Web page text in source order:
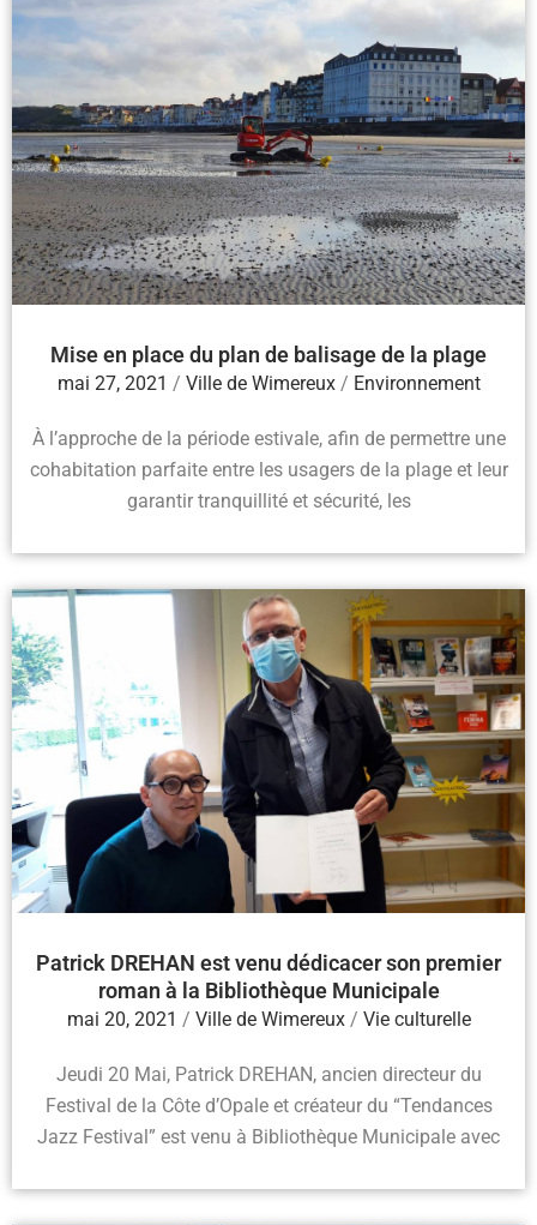
Mise en place du plan de balisage de la plage
mai 27, 2021 / Ville de Wimereux / Environnement
À l’approche de la période estivale, afin de permettre une
cohabitation parfaite entre les usagers de la plage et leur
garantir tranquillité et sécurité, les
Patrick DREHAN est venu dédicacer son premier
roman à la Bibliothèque Municipale
mai 20, 2021 / Ville de Wimereux / Vie culturelle
Jeudi 20 Mai, Patrick DREHAN, ancien directeur du
Festival de la Côte d’Opale et créateur du “Tendances
Jazz Festival” est venu à Bibliothèque Municipale avec